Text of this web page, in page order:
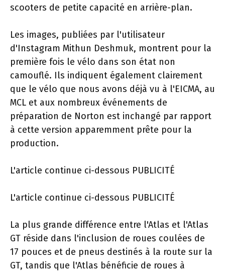
scooters de petite capacité en arrière-plan.
Les images, publiées par l'utilisateur
d'Instagram Mithun Deshmuk, montrent pour la
première fois le vélo dans son état non
camouflé. Ils indiquent également clairement
que le vélo que nous avons déjà vu à l'EICMA, au
MCL et aux nombreux événements de
préparation de Norton est inchangé par rapport
à cette version apparemment prête pour la
production.
L'article continue ci-dessous PUBLICITÉ
L'article continue ci-dessous PUBLICITÉ
La plus grande différence entre l'Atlas et l'Atlas
GT réside dans l'inclusion de roues coulées de
17 pouces et de pneus destinés à la route sur la
GT, tandis que l'Atlas bénéficie de roues à